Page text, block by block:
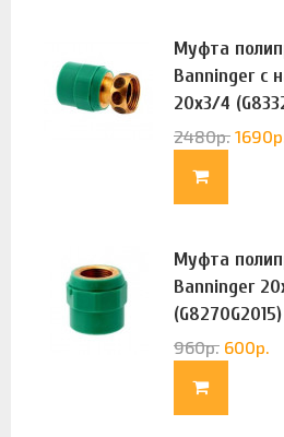
Муфта
Banninger с
20х3/4
2480р. 1690
Муфта
Banninger
(G8270G2015)
960р. 600р.